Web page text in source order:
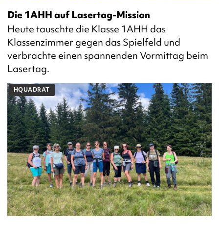
Die 1AHH auf Lasertag-Mission
Heute tauschte die Klasse 1AHH das
Klassenzimmer gegen das Spielfeld und
verbrachte einen spannenden Vormittag beim
Lasertag.
HQUADRAT